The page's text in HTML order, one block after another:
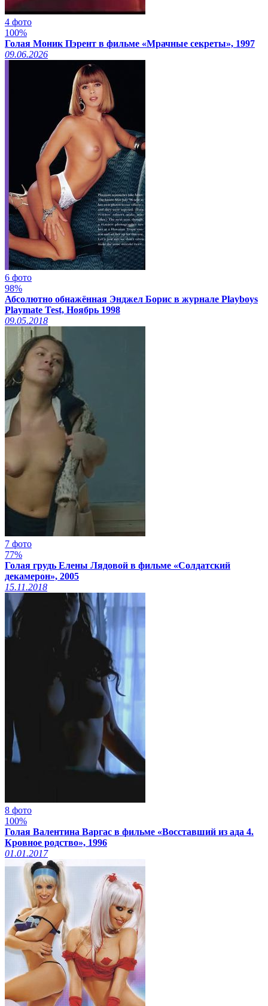
4 фото
100%
Голая Моник Пэрент в фильме «Мрачные секреты», 1997
09.06.2026
6 фото
98%
Абсолютно обнажённая Энджел Борис в журнале Playboys
Playmate Test, Ноябрь 1998
09.05.2018
7 фото
77%
Голая грудь Елены Лядовой в фильме «Солдатский
декамерон», 2005
15.11.2018
8 фото
100%
Голая Валентина Варгас в фильме «Восставший из ада 4.
Кровное родство», 1996
01.01.2017